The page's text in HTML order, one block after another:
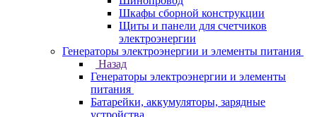
Шкафы сборной конструкции
Щиты и панели для счетчиков
электроэнергии
Генераторы электроэнергии и элементы питания
Назад
Генераторы электроэнергии и элементы
питания
Батарейки, аккумуляторы, зарядные
устройства